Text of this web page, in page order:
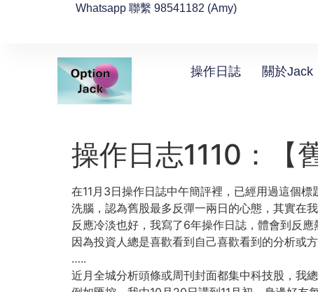
Whatsapp 聯繫 98541182 (Amy)
操作日誌 關於Jack
操作日志1110：【
在11月3日操作日誌中午簡評裡，已經用過這個
洗腦，認為舊股最多反彈一兩日的心態，其實在
反應冷淡也好，我寫了6年操作日誌，體會到反
因為投資人總是喜歡看到自己喜歡看到的分析或方
…..
近月全城分析頭條或周刊封面都集中科技股，我